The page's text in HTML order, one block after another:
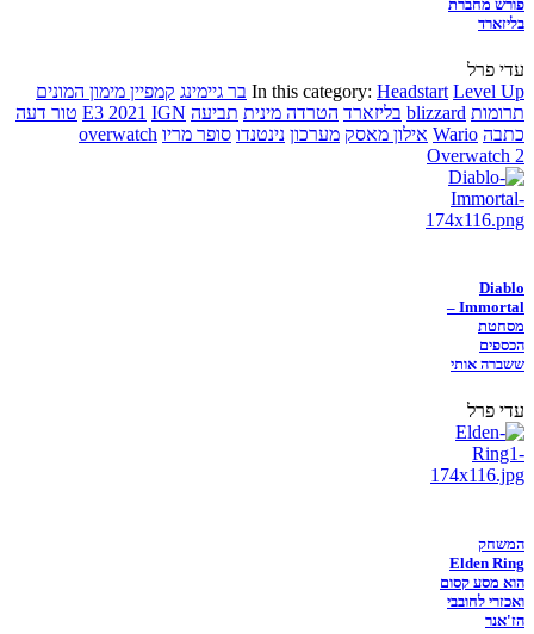
פורש מחברת
בליזארד
עדי פרל
In this category: Headstart Level Up בר גיימינג קמפיין מימון המונים
תרומות blizzard בליזארד הטרדה מינית תביעה E3 2021 IGN
טור דעה
כתבה Wario אילון מאסק מערכון נינטנדו סופר מריו overwatch
Overwatch 2
Diablo
Immortal –
מסחטת
הכספים
ששברה אותי
עדי פרל
המשחק
Elden Ring
הוא מסע קסום
ואכזרי לחובבי
הז'אנר